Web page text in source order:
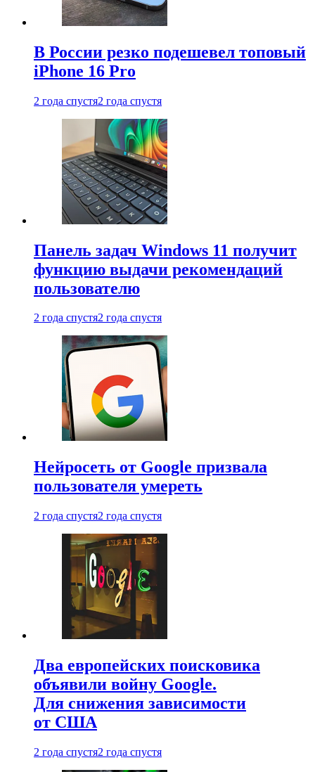
В России резко подешевел топовый
iPhone 16 Pro
2 года спустя2 года спустя
Панель задач Windows 11 получит
функцию выдачи рекомендаций
пользователю
2 года спустя2 года спустя
Нейросеть от Google призвала
пользователя умереть
2 года спустя2 года спустя
Два европейских поисковика
объявили войну Google.
Для снижения зависимости
от США
2 года спустя2 года спустя